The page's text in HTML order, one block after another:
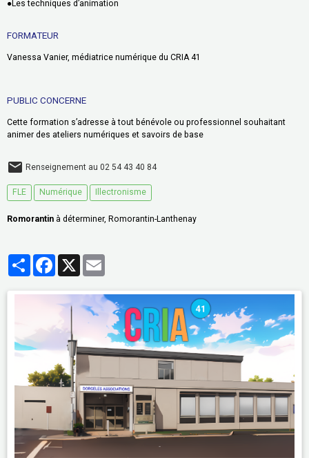
●Les techniques d’animation
FORMATEUR
Vanessa Vanier, médiatrice numérique du CRIA 41
PUBLIC CONCERNE
Cette formation s’adresse à tout bénévole ou professionnel souhaitant
animer des ateliers numériques et savoirs de base
Renseignement au 02 54 43 40 84
FLE Numérique Illectronisme
Romorantin à déterminer, Romorantin-Lanthenay
PartagerFacebook